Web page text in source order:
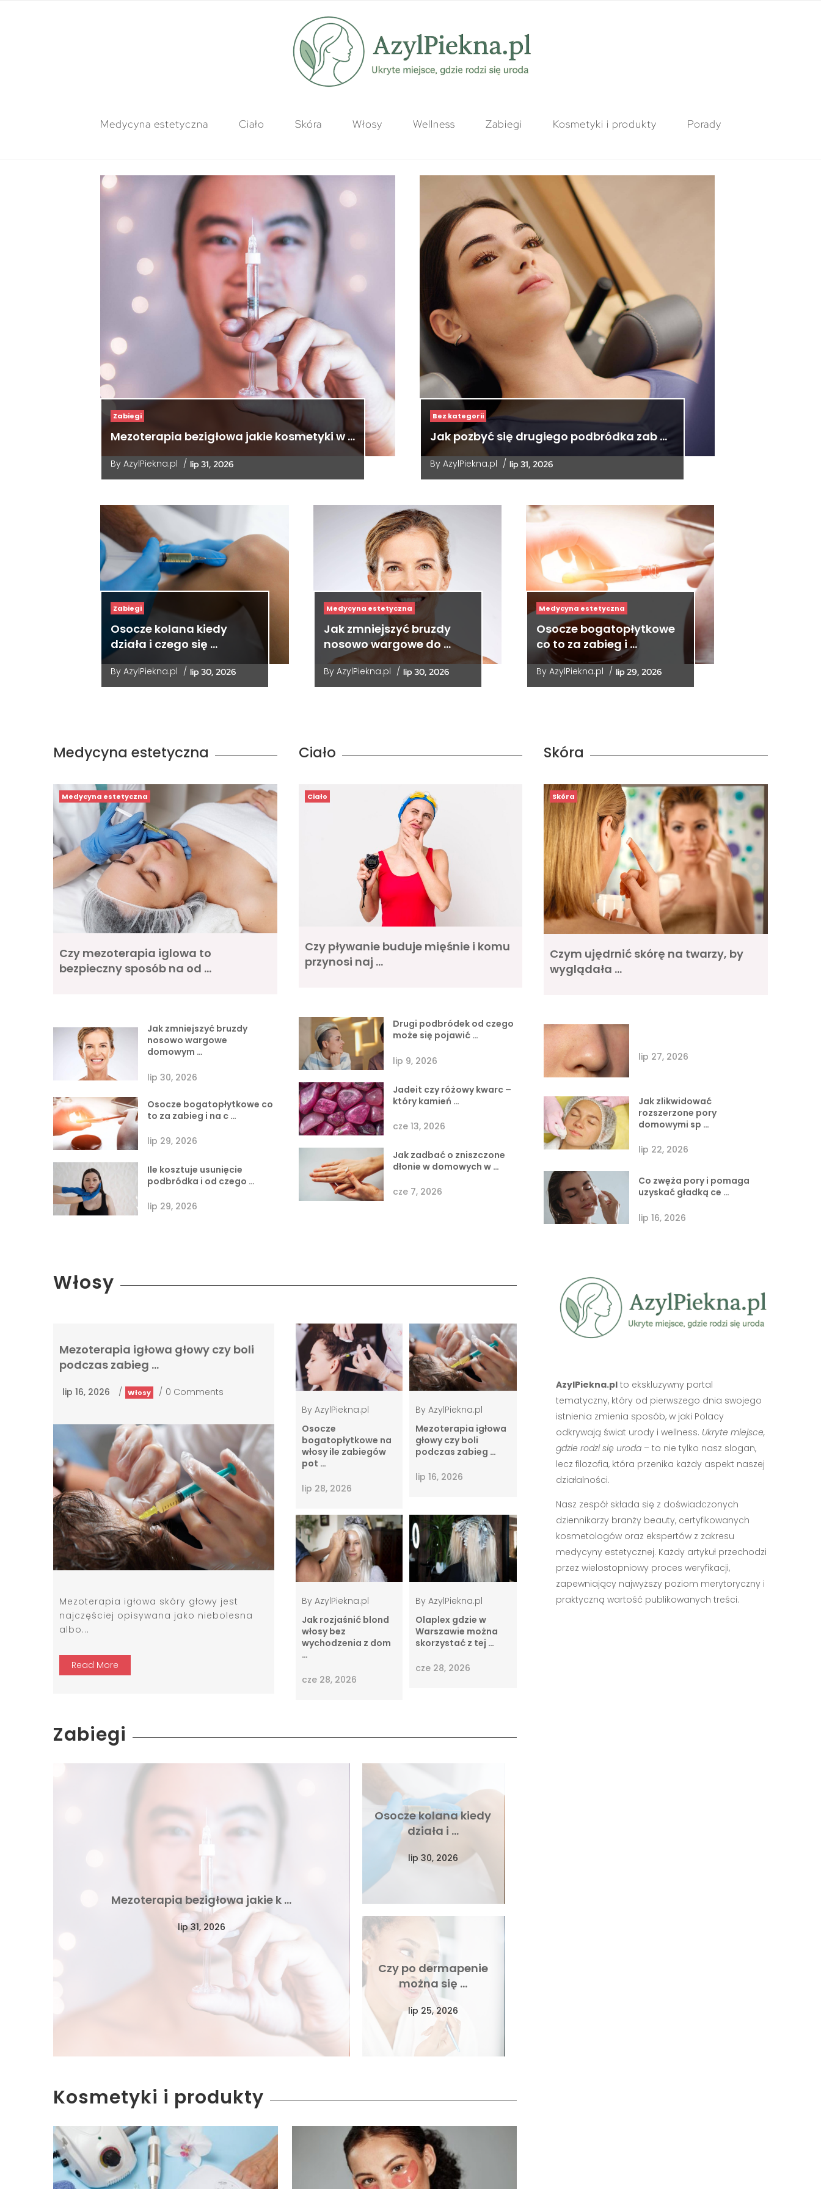
Medycyna estetyczna Ciało Skóra Włosy Wellness Zabiegi Kosmetyki i produkty Porady
Zabiegi
Mezoterapia bezigłowa jakie kosmetyki w …
ByAzylPiekna.pl / lip 31, 2026
Bez kategorii
Jak pozbyć się drugiego podbródka zab …
By AzylPiekna.pl / lip 31, 2026
Zabiegi
Osocze kolana kiedy
działa i czego się …
ByAzylPiekna.pl / lip 30, 2026
Medycyna estetyczna
Jak zmniejszyć bruzdy
nosowo wargowe do …
By AzylPiekna.pl / lip 30, 2026
Medycyna estetyczna
Osocze bogatopłytkowe
co to za zabieg i …
ByAzylPiekna.pl / lip 29, 2026
Medycyna estetyczna
Medycyna estetyczna
Czy mezoterapia iglowa to
bezpieczny sposób na od …
Jak zmniejszyć bruzdy
nosowo wargowe
domowym …
lip 30, 2026
Osocze bogatopłytkowe co
to za zabieg i na c …
lip 29, 2026
Ile kosztuje usunięcie
podbródka i od czego …
lip 29, 2026
Ciało
Ciało
Czy pływanie buduje mięśnie i komu
przynosi naj …
Drugi podbródek od czego
może się pojawić …
lip 9, 2026
Jadeit czy różowy kwarc –
który kamień …
cze 13, 2026
Jak zadbać o zniszczone
dłonie w domowych w …
cze 7, 2026
Skóra
Skóra
Czym ujędrnić skórę na twarzy, by
wyglądała …
lip 27, 2026
Jak zlikwidować
rozszerzone pory
domowymi sp …
lip 22, 2026
Co zwęża pory i pomaga
uzyskać gładką ce …
lip 16, 2026
Włosy
Mezoterapia igłowa głowy czy boli
podczas zabieg …
lip 16, 2026 / Włosy / 0 Comments
Mezoterapia igłowa skóry głowy jest
najczęściej opisywana jako niebolesna
albo...
Read More
By AzylPiekna.pl
Osocze
bogatopłytkowe na
włosy ile zabiegów
pot …
lip 28, 2026
By AzylPiekna.pl
Mezoterapia igłowa
głowy czy boli
podczas zabieg …
lip 16, 2026
By AzylPiekna.pl
Jak rozjaśnić blond
włosy bez
wychodzenia z dom
…
cze 28, 2026
By AzylPiekna.pl
Olaplex gdzie w
Warszawie można
skorzystać z tej …
cze 28, 2026
Zabiegi
Mezoterapia bezigłowa jakie k …
lip 31, 2026
Osocze kolana kiedy
działa i …
lip 30, 2026
Czy po dermapenie
można się …
lip 25, 2026
Kosmetyki i produkty
AzylPiekna.plto ekskluzywny portal
tematyczny, który od pierwszego dnia swojego
istnienia zmienia sposób, w jaki Polacy
odkrywają świat urody i wellness. Ukryte miejsce,
gdzie rodzi się uroda– to nie tylko nasz slogan,
lecz filozofia, która przenika każdy aspekt naszej
działalności.
Nasz zespół składa się z doświadczonych
dziennikarzy branży beauty, certyfikowanych
kosmetologów oraz ekspertów z zakresu
medycyny estetycznej. Każdy artykuł przechodzi
przez wielostopniowy proces weryfikacji,
zapewniający najwyższy poziom merytoryczny i
praktyczną wartość publikowanych treści.